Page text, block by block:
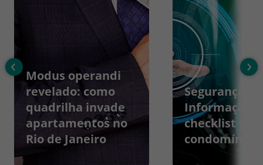
Modus operandi
revelado: como
quadrilha invade
apartamentos no
Rio de Janeiro
Segurança da
Informação:
checklist
condomínios
‹ ›